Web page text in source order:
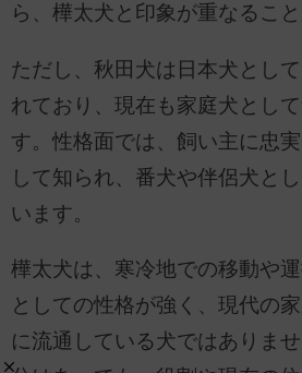
ら、樺太犬と印象が重なること
ただし、秋田犬は日本犬とし
れており、現在も家庭犬とし
す。性格面では、飼い主に忠
して知られ、番犬や伴侶犬と
います。
樺太犬は、寒冷地での移動や
としての性格が強く、現代の
に流通している犬ではありま